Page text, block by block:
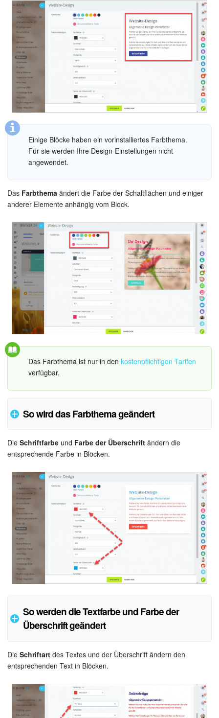
Mitarbeiter
Onlineshop
Anwendungen
Wissensbasis
Videokonferenzen
Telefonie
Bitrix24 Messenger
Allgemeine Fragen
On-Premise Version
KOSTENFREI STARTEN
LOGIN
Einige Blöcke haben ein vorinstalliertes Farbthema.
Für sie werden Ihre Design-Einstellungen nicht
angewendet.
Das Farbthema ändert die Farbe der Schaltflächen und einiger
anderer Elemente anhängig vom Block.
Das Farbthema ist nur in den kostenpflichtigen Tarifen
verfügbar.
So wird das Farbthema geändert
In diesem Fall wird die rote Farbe für das rote Farbthema
angewendet.
Die Schriftfarbe und Farbe der Überschrift ändern die
entsprechende Farbe in Blöcken.
So werden die Textfarbe und Farbe der
Überschrift geändert
Auf solche Weise sehen die Textfarbe und Farbe der
Überschriften auf der Website.
Die Schriftart des Textes und der Überschrift ändern den
entsprechenden Text in Blöcken.